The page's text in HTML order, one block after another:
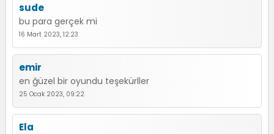
sude
bu para gerçek mi
16 Mart 2023, 12:23
emir
en ğüzel bir oyundu teşekürller
25 Ocak 2023, 09:22
Ela